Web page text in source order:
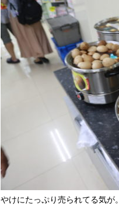
やけにたっぷり売られてる気が。